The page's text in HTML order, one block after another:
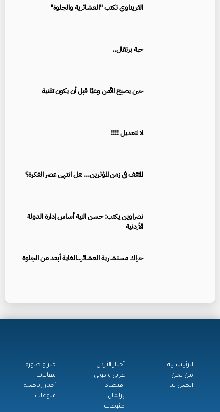
القريناوي تكتب "العشائرية والجلوة"
حبة برتقال..
حين يصبح الأمن وعيًا قبل أن يكون تقنية
لا لتعديل !!!!
المثقف في زمن المؤثرين... هل انتهى عصر الفكرة؟
نصراوين يكتب: حسن النية أساس إدارة الدولة
الأردنية
حراك مستشارية العشائر..الغاية أبعد من الجلوة
الرئيســية
من نحن
اتصل بنا
أخبار الأردن
عربي و دولي
اقتصاد
برلمان
منوعات
خبر و صورة
مقالات
أخبار رياضية
منوعات